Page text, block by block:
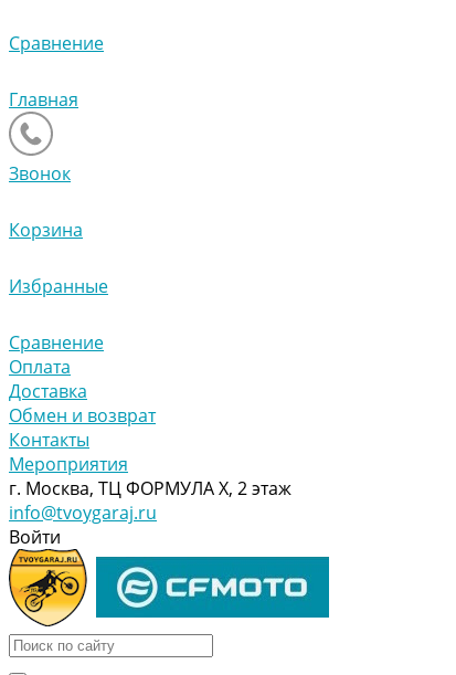
Сравнение
Главная
Звонок
Корзина
Избранные
Сравнение
Оплата
Доставка
Обмен и возврат
Контакты
Мероприятия
г. Москва, ТЦ ФОРМУЛА Х, 2 этаж
info@tvoygaraj.ru
Войти